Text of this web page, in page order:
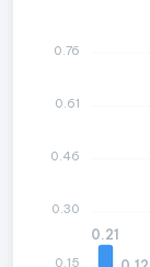
0.21
0.76
0.61
0.46
0.30
0.15